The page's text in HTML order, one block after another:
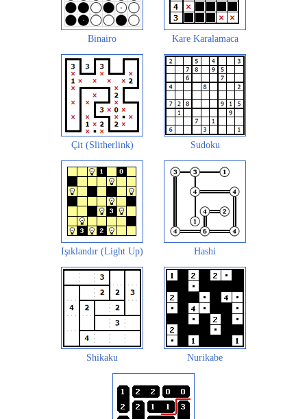
Binairo Kare Karalamaca
Çit (Slitherlink) Sudoku
Işıklandır (Light Up) Hashi
Shikaku Nurikabe